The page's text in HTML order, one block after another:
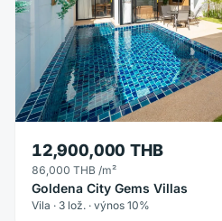
12,900,000 THB
86,000 THB /m²
Goldena City Gems Villas
Vila · 3 lož. · výnos 10%